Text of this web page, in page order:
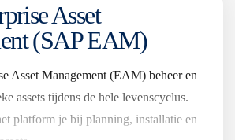
Asset
(SAP EAM)
Asset Management (EAM) beheer en
assets tijdens de hele levenscyclus.
platform je bij planning, installatie en